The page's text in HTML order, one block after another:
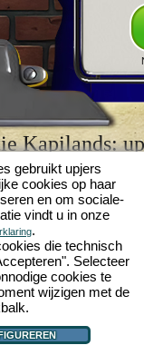
Kapilands:
browserspellenvan
Het
van het jaar" en is
online
en carrière
gebruikt upjers
cookies op haar
en om sociale-
vindt u in onze
.
die technisch
Selecteer
cookies te
wijzigen met de